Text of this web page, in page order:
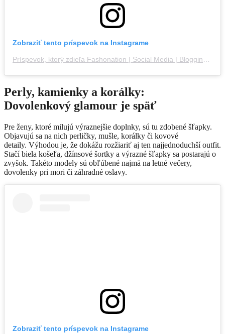
Zobraziť tento príspevok na Instagrame
Perly, kamienky a korálky:
Dovolenkový glamour je späť
Pre ženy, ktoré milujú výraznejšie doplnky, sú tu zdobené šľapky.
Objavujú sa na nich perličky, mušle, korálky či kovové
detaily. Výhodou je, že dokážu rozžiariť aj ten najjednoduchší outfit.
Stačí biela košeľa, džínsové šortky a výrazné šľapky sa postarajú o
zvyšok. Takéto modely sú obľúbené najmä na letné večery,
dovolenky pri mori či záhradné oslavy.
Zobraziť tento príspevok na Instagrame